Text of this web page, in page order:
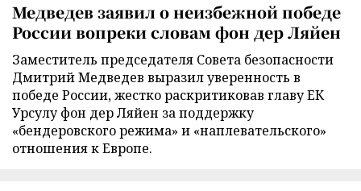
Медведев заявил о неизбежной победе
России вопреки словам фон дер Ляйен
Заместитель председателя Совета безопасности
Дмитрий Медведев выразил уверенность в
победе России, жестко раскритиковав главу ЕК
Урсулу фон дер Ляйен за поддержку
«бендеровского режима» и «наплевательского»
отношения к Европе.